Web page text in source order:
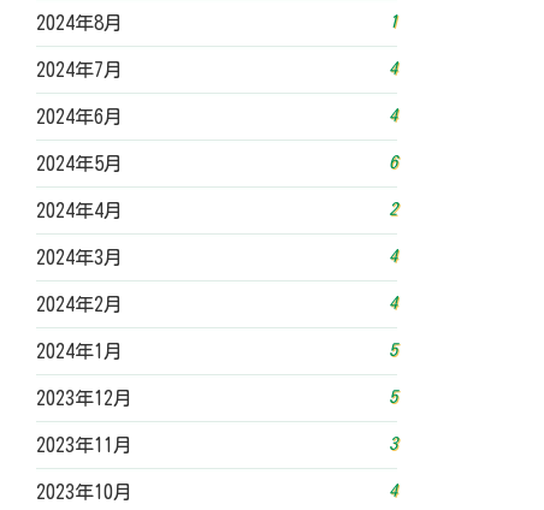
2024年8月 1
2024年7月 4
2024年6月 4
2024年5月 6
2024年4月 2
2024年3月 4
2024年2月 4
2024年1月 5
2023年12月 5
2023年11月 3
2023年10月 4